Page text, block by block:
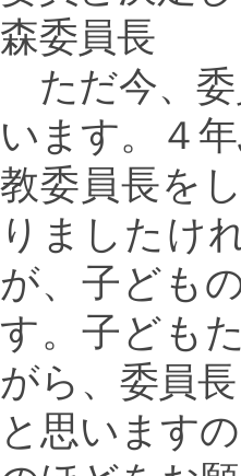
森委員長
ただ今、委
います。４
教委員長を
りましたけ
が、子ども
す。子ども
がら、委員
と思います